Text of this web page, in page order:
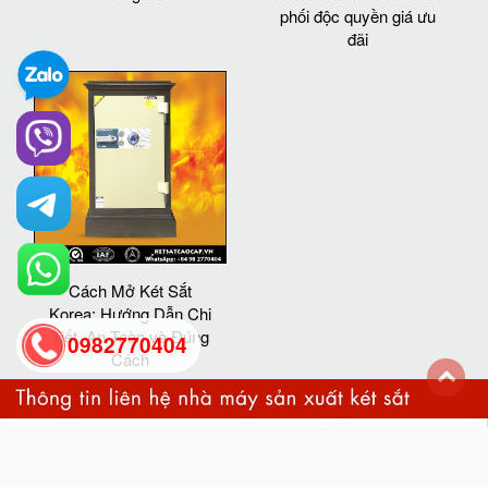
phối độc quyền giá ưu
đãi
Cách Mở Két Sắt
Korea: Hướng Dẫn Chi
Tiết, An Toàn và Đúng
Cách
0982770404
back